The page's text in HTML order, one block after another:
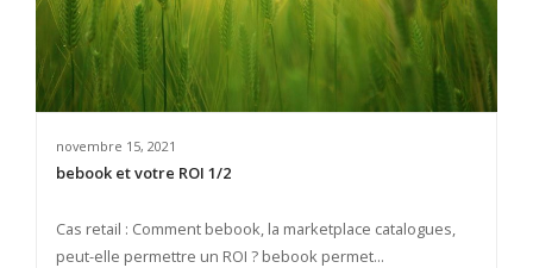
novembre 15, 2021
bebook et votre ROI 1/2
Cas retail : Comment bebook, la marketplace catalogues,
peut-elle permettre un ROI ? bebook permet...